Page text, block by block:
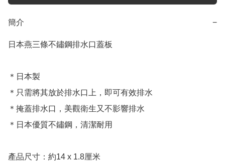
簡介 −
日本燕三條不鏽鋼排水口蓋板
＊日本製
＊只需將其放於排水口上，即可有效排水
＊掩蓋排水口，美觀衛生又不影響排水
＊日本優質不鏽鋼，清潔耐用
產品尺寸：約14 x 1.8厘米